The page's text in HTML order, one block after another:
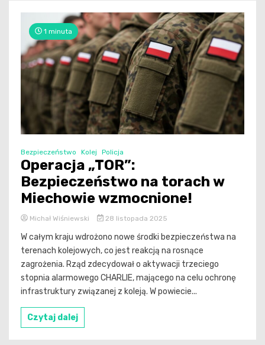
1 minuta
Bezpieczeństwo Kolej Policja
Operacja „TOR”:
Bezpieczeństwo na torach w
Miechowie wzmocnione!
Michał Wiśniewski 28 listopada 2025
W całym kraju wdrożono nowe środki bezpieczeństwa na
terenach kolejowych, co jest reakcją na rosnące
zagrożenia. Rząd zdecydował o aktywacji trzeciego
stopnia alarmowego CHARLIE, mającego na celu ochronę
infrastruktury związanej z koleją. W powiecie...
Czytaj dalej